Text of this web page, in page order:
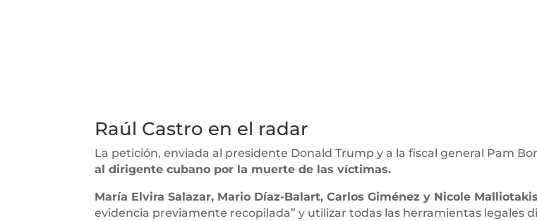
Raúl Castro en el radar
La petición, enviada al presidente Donald Trump y a la fiscal general Pam
al dirigente cubano por la muerte de las víctimas.
María Elvira Salazar, Mario Díaz-Balart, Carlos Giménez y Nicole
evidencia previamente recopilada” y utilizar todas las herramientas legales